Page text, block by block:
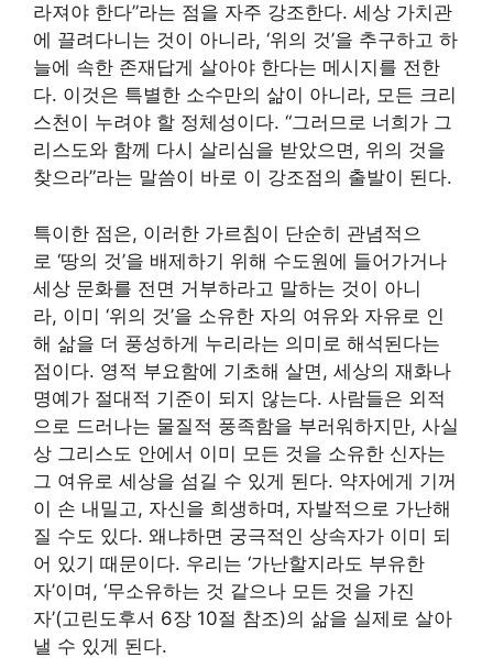
라져야 한다”라는 점을 자주 강조한다. 세상 가치관
에 끌려다니는 것이 아니라, ‘위의 것’을 추구하고 하
늘에 속한 존재답게 살아야 한다는 메시지를 전한
다. 이것은 특별한 소수만의 삶이 아니라, 모든 크리
스천이 누려야 할 정체성이다. “그러므로 너희가 그
리스도와 함께 다시 살리심을 받았으면, 위의 것을
찾으라”라는 말씀이 바로 이 강조점의 출발이 된다.
특이한 점은, 이러한 가르침이 단순히 관념적으
로 ‘땅의 것’을 배제하기 위해 수도원에 들어가거나
세상 문화를 전면 거부하라고 말하는 것이 아니
라, 이미 ‘위의 것’을 소유한 자의 여유와 자유로 인
해 삶을 더 풍성하게 누리라는 의미로 해석된다는
점이다. 영적 부요함에 기초해 살면, 세상의 재화나
명예가 절대적 기준이 되지 않는다. 사람들은 외적
으로 드러나는 물질적 풍족함을 부러워하지만, 사실
상 그리스도 안에서 이미 모든 것을 소유한 신자는
그 여유로 세상을 섬길 수 있게 된다. 약자에게 기꺼
이 손 내밀고, 자신을 희생하며, 자발적으로 가난해
질 수도 있다. 왜냐하면 궁극적인 상속자가 이미 되
어 있기 때문이다. 우리는 ‘가난할지라도 부유한
자’이며, ‘무소유하는 것 같으나 모든 것을 가진
자’(고린도후서 6장 10절 참조)의 삶을 실제로 살아
낼 수 있게 된다.